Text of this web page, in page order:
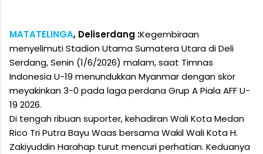
MATATELINGA, Deliserdang :Kegembiraan
menyelimuti Stadion Utama Sumatera Utara di Deli
Serdang, Senin (1/6/2026) malam, saat Timnas
Indonesia U-19 menundukkan Myanmar dengan skor
meyakinkan 3-0 pada laga perdana Grup A Piala AFF U-
19 2026.
Di tengah ribuan suporter, kehadiran Wali Kota Medan
Rico Tri Putra Bayu Waas bersama Wakil Wali Kota H.
Zakiyuddin Harahap turut mencuri perhatian. Keduanya